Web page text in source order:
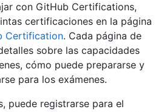
con GitHub Certifications,
certificaciones en la página
Certification. Cada página de
sobre las capacidades
cómo puede prepararse y
para los exámenes.
puede registrarse para el